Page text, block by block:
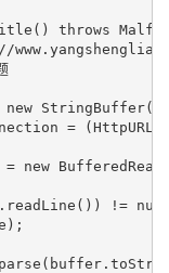
throws
//
=
!=